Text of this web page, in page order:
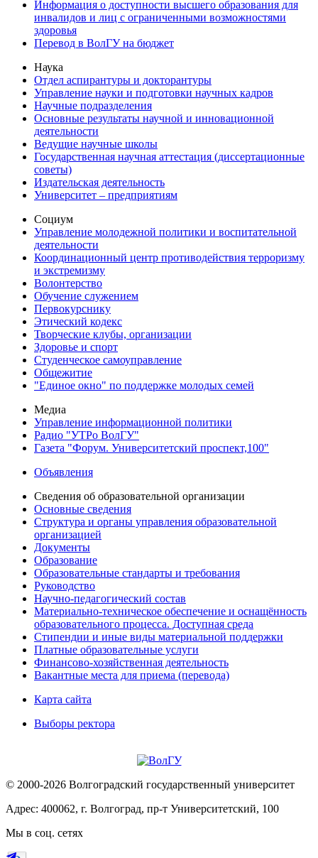
Информация о доступности высшего образования для
инвалидов и лиц с ограниченными возможностями
здоровья
Перевод в ВолГУ на бюджет
Наука
Отдел аспирантуры и докторантуры
Управление науки и подготовки научных кадров
Научные подразделения
Основные результаты научной и инновационной
деятельности
Ведущие научные школы
Государственная научная аттестация (диссертационные
советы)
Издательская деятельность
Университет – предприятиям
Социум
Управление молодежной политики и воспитательной
деятельности
Координационный центр противодействия терроризму
и экстремизму
Волонтерство
Обучение служением
Первокурснику
Этический кодекс
Творческие клубы, организации
Здоровье и спорт
Студенческое самоуправление
Общежитие
"Единое окно" по поддержке молодых семей
Медиа
Управление информационной политики
Радио "УТРо ВолГУ"
Газета "Форум. Университетский проспект,100"
Объявления
Сведения об образовательной организации
Основные сведения
Структура и органы управления образовательной
организацией
Документы
Образование
Образовательные стандарты и требования
Руководство
Научно-педагогический состав
Материально-техническое обеспечение и оснащённость
образовательного процесса. Доступная среда
Стипендии и иные виды материальной поддержки
Платные образовательные услуги
Финансово-хозяйственная деятельность
Вакантные места для приема (перевода)
Карта сайта
Выборы ректора
© 2000-2026 Волгоградский государственный университет
Адрес: 400062, г. Волгоград, пр-т Университетский, 100
Мы в соц. сетях